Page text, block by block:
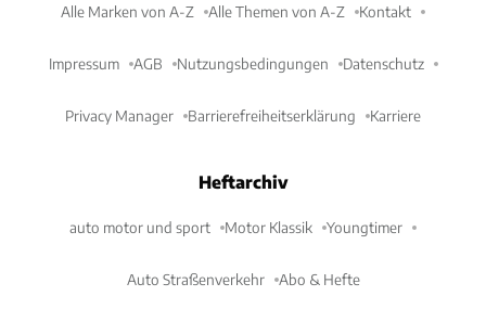
Alle Marken von A-Z Alle Themen von A-Z Kontakt
Impressum AGB Nutzungsbedingungen Datenschutz
Privacy Manager Barrierefreiheitserklärung Karriere
Heftarchiv
auto motor und sport Motor Klassik Youngtimer
Auto Straßenverkehr Abo & Hefte